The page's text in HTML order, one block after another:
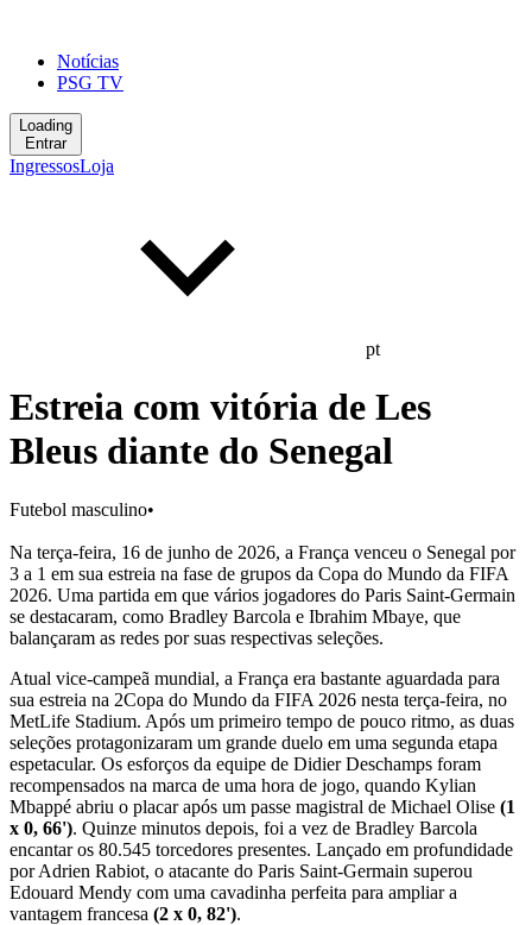
Notícias
PSG TV
Loading
Entrar
IngressosLoja
pt
Estreia com vitória de Les
Bleus diante do Senegal
Futebol masculino•
Na terça-feira, 16 de junho de 2026, a França venceu o Senegal por
3 a 1 em sua estreia na fase de grupos da Copa do Mundo da FIFA
2026. Uma partida em que vários jogadores do Paris Saint-Germain
se destacaram, como Bradley Barcola e Ibrahim Mbaye, que
balançaram as redes por suas respectivas seleções.
Atual vice-campeã mundial, a França era bastante aguardada para
sua estreia na 2Copa do Mundo da FIFA 2026 nesta terça-feira, no
MetLife Stadium. Após um primeiro tempo de pouco ritmo, as duas
seleções protagonizaram um grande duelo em uma segunda etapa
espetacular. Os esforços da equipe de Didier Deschamps foram
recompensados na marca de uma hora de jogo, quando Kylian
Mbappé abriu o placar após um passe magistral de Michael Olise (1
x 0, 66'). Quinze minutos depois, foi a vez de Bradley Barcola
encantar os 80.545 torcedores presentes. Lançado em profundidade
por Adrien Rabiot, o atacante do Paris Saint-Germain superou
Edouard Mendy com uma cavadinha perfeita para ampliar a
vantagem francesa (2 x 0, 82').